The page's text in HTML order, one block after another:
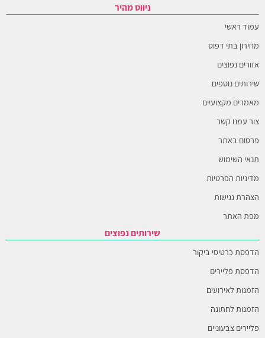
ניווט מהיר
עמוד ראשי
מחירון בתי דפוס
אזורים נפוצים
שירותים נוספים
מאמרים מקצועיים
צור עמנו קשר
פרסום באתר
תנאי השימוש
מדיניות הפרטיות
הצהרת נגישות
מפת האתר
שירותים נפוצים
הדפסת כרטיסי ביקור
הדפסת פליירים
הזמנות לאירועים
הזמנות לחתונה
פליירים צבעוניים